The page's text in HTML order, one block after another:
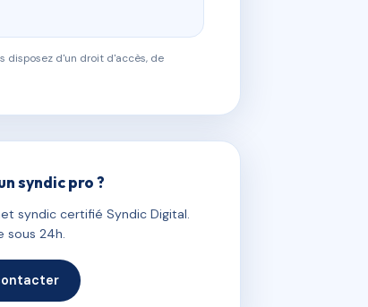
disposez d'un droit d'accès, de
syndic pro ?
syndic certifié Syndic Digital.
sous 24h.